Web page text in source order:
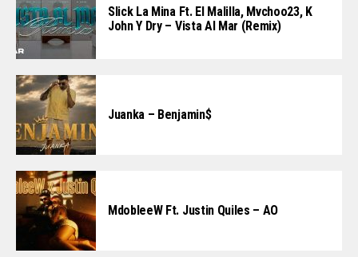
Slick La Mina Ft. El Malilla, Mvchoo23, K
John Y Dry – Vista Al Mar (Remix)
Juanka – Benjamin$
MdobleeW Ft. Justin Quiles – AO